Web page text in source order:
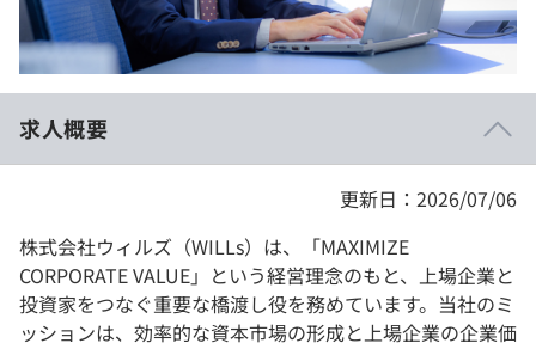
法人向けプラン
学校向けプラン
契約内容・クーポン
求人概要
更新日：2026/07/06
株式会社ウィルズ（WILLs）は、「MAXIMIZE
CORPORATE VALUE」という経営理念のもと、上場企業と
投資家をつなぐ重要な橋渡し役を務めています。当社のミ
ッションは、効率的な資本市場の形成と上場企業の企業価